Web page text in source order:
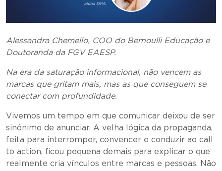
Alessandra Chemello, COO do Bernoulli Educação e
Doutoranda da FGV EAESP.
Na era da saturação informacional, não vencem as
marcas que gritam mais, mas as que conseguem se
conectar com profundidade.
Vivemos um tempo em que comunicar deixou de ser
sinônimo de anunciar. A velha lógica da propaganda,
feita para interromper, convencer e conduzir ao call
to action, ficou pequena demais para explicar o que
realmente cria vínculos entre marcas e pessoas. Não